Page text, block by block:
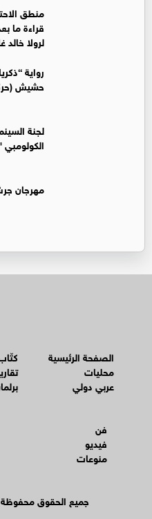
منطق
قراءة ما
لرولا خالد
رواية
حشيش
لجنة
الكولومبي
مهرجان
الصفحة الرئيسية
محليات
عربي دولي
فن
فيديو
منوعات
© جميع الحقوق محفوظة